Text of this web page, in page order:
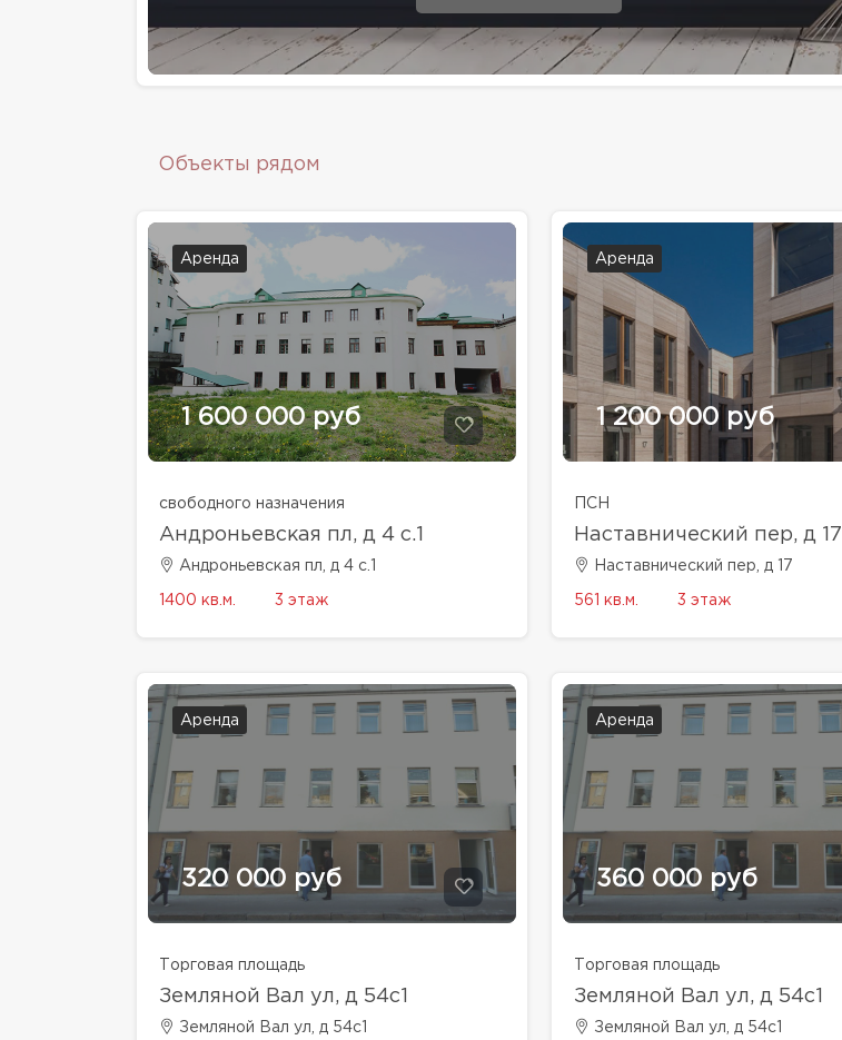
Объекты рядом
Аренда
1 600 000 руб
свободного назначения
Андроньевская пл, д 4 с.1
Андроньевская пл, д 4 с.1
1400 кв.м. 3 этаж
Аренда
1 200 000 руб
ПСН
Наставнический пер, д 17
Наставнический пер, д 17
561 кв.м. 3 этаж
Аренда
320 000 руб
Торговая площадь
Земляной Вал ул, д 54с1
Земляной Вал ул, д 54с1
Аренда
360 000 руб
Торговая площадь
Земляной Вал ул, д 54с1
Земляной Вал ул, д 54с1